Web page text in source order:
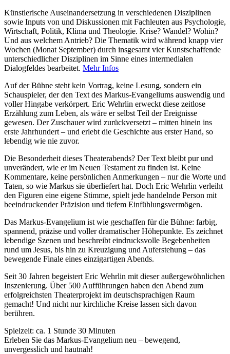
Künstlerische Auseinandersetzung in verschiedenen Disziplinen
sowie Inputs von und Diskussionen mit Fachleuten aus Psychologie,
Wirtschaft, Politik, Klima und Theologie. Krise? Wandel? Wohin?
Und aus welchem Antrieb? Die Thematik wird während knapp vier
Wochen (Monat September) durch insgesamt vier Kunstschaffende
unterschiedlicher Disziplinen im Sinne eines intermedialen
Dialogfeldes bearbeitet. Mehr Infos
Auf der Bühne steht kein Vortrag, keine Lesung, sondern ein
Schauspieler, der den Text des Markus-Evangeliums auswendig und
voller Hingabe verkörpert. Eric Wehrlin erweckt diese zeitlose
Erzählung zum Leben, als wäre er selbst Teil der Ereignisse
gewesen. Der Zuschauer wird zurückversetzt – mitten hinein ins
erste Jahrhundert – und erlebt die Geschichte aus erster Hand, so
lebendig wie nie zuvor.
Die Besonderheit dieses Theaterabends? Der Text bleibt pur und
unverändert, wie er im Neuen Testament zu finden ist. Keine
Kommentare, keine persönlichen Anmerkungen – nur die Worte und
Taten, so wie Markus sie überliefert hat. Doch Eric Wehrlin verleiht
den Figuren eine eigene Stimme, spielt jede handelnde Person mit
beeindruckender Präzision und tiefem Einfühlungsvermögen.
Das Markus-Evangelium ist wie geschaffen für die Bühne: farbig,
spannend, präzise und voller dramatischer Höhepunkte. Es zeichnet
lebendige Szenen und beschreibt eindrucksvolle Begebenheiten
rund um Jesus, bis hin zu Kreuzigung und Auferstehung – das
bewegende Finale eines einzigartigen Abends.
Seit 30 Jahren begeistert Eric Wehrlin mit dieser außergewöhnlichen
Inszenierung. Über 500 Aufführungen haben den Abend zum
erfolgreichsten Theaterprojekt im deutschsprachigen Raum
gemacht! Und nicht nur kirchliche Kreise lassen sich davon
berühren.
Spielzeit: ca. 1 Stunde 30 Minuten
Erleben Sie das Markus-Evangelium neu – bewegend,
unvergesslich und hautnah!